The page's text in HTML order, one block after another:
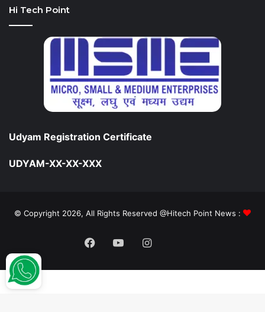
Hi Tech Point
Udyam Registration Certificate
UDYAM-XX-XX-XXX
© Copyright 2026, All Rights Reserved @Hitech Point News :
Facebook
YouTubeInstagram
Hunt